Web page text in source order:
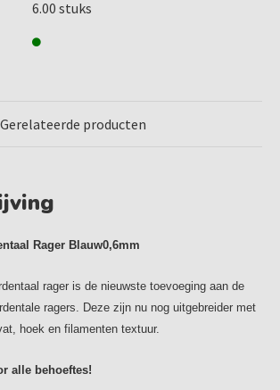
produceert. De missie van TePe is
smiles’. Ze zijn trots op het feit dat
mensen over de gehele wereld.TePe
producten van TePe zijn en worden
met tandheelkundige
heeft een comfortabele
6.00 stuks
Gerelateerde producten
Rager Blauw0,6mm
rager is de nieuwste toevoeging aan de
ragers. Deze zijn nu nog uitgebreider met
hoek en filamenten textuur.
alle behoeftes!